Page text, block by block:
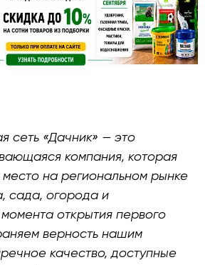
сеть «Дачник» — это
компания, которая
на региональном рынке
сада, огорода и
открытия первого
верность нашим
качество, доступные